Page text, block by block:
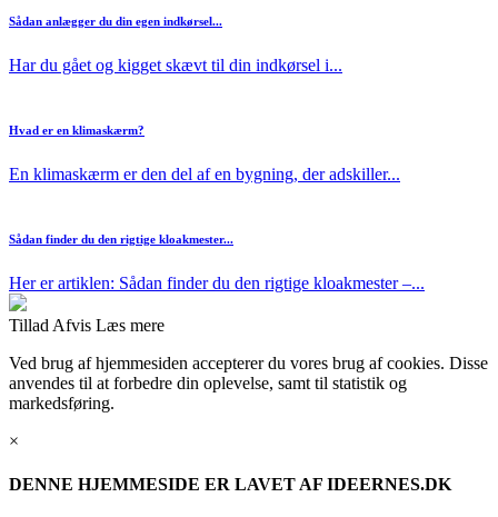
Sådan anlægger du din egen indkørsel...
Har du gået og kigget skævt til din indkørsel i...
Hvad er en klimaskærm?
En klimaskærm er den del af en bygning, der adskiller...
Sådan finder du den rigtige kloakmester...
Her er artiklen: Sådan finder du den rigtige kloakmester –...
Tillad Afvis Læs mere
Ved brug af hjemmesiden accepterer du vores brug af cookies. Disse
anvendes til at forbedre din oplevelse, samt til statistik og
markedsføring.
×
DENNE HJEMMESIDE ER LAVET AF IDEERNES.DK